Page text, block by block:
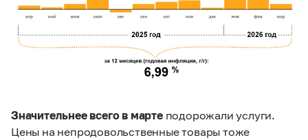
Значительнее всего в мартеподорожали услуги.
Цены на непродовольственные товары тоже